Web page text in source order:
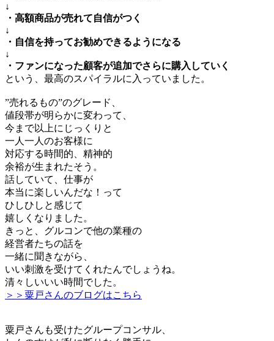
↓
・高額商品が売れて自信がつく
↓
・自信を持ってお勧めできるようになる
↓
・ファンになった顧客が追加でさらに購入していく
という、最高のスパイラルに入っていました。
”売れるもの”のグレード、
値段帯が明らかに変わって、
今まで以上にじっくりと
一人一人のお客様に
対応する時間的、精神的
余裕が生まれたそう。
話していて、仕事が
本当に楽しいんだな！って
ひしひしと感じて
嬉しくなりました。
きっと、グルコンで他の業種の
経営者たちの話を
一緒に聞きながら、
いい刺激を受けてくれたんでしょうね。
清々しいいい時間でした。
＞＞粟戸さんのブログはこちら
粟戸さんも受けたグループコンサル、